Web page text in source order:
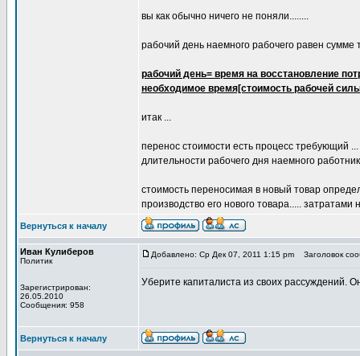
вы как обычно ничего не поняли........
рабочий день наемного рабочего равен сумме
рабочий день= время на восстановление
необходимое время[стоимость рабочей
итак ...
перенос стоимости есть процесс требующий
длительности рабочего дня наемного
стоимость переносимая в новый товар
производство его нового товара..... затратами
Вернуться к началу
Иван Кулиберов
Политик
Зарегистрирован:
26.05.2010
Сообщения: 958
Добавлено: Ср Дек 07, 2011 1:15 pm Заголовок
Уберите капиталиста из своих рассуждений.
Вернуться к началу